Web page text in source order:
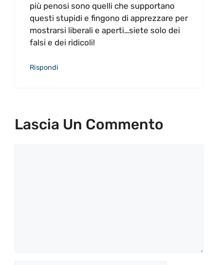
più penosi sono quelli che supportano
questi stupidi e fingono di apprezzare per
mostrarsi liberali e aperti…siete solo dei
falsi e dei ridicoli!
Rispondi
Lascia Un Commento